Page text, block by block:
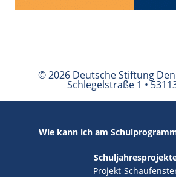
© 2026 Deutsche Stiftung
Schlegelstraße 1 •
Wie kann ich am
Projekt-